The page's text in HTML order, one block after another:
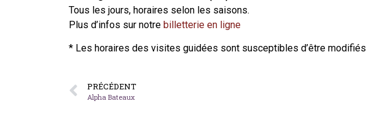
Tous les jours, horaires selon les saisons.
Plus d’infos sur notre billetterie en ligne
* Les horaires des visites guidées sont susceptibles d’être modifiés
PRÉCÉDENT
Alpha Bateaux